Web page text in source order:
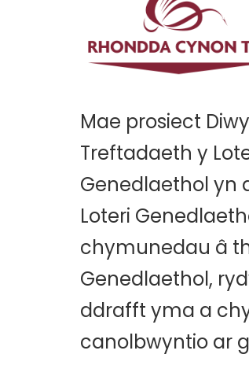
Mae prosiect
Treftadaeth y
Genedlaethol yn
Loteri
chymunedau â
Genedlaethol,
ddrafft yma a
canolbwyntio ar